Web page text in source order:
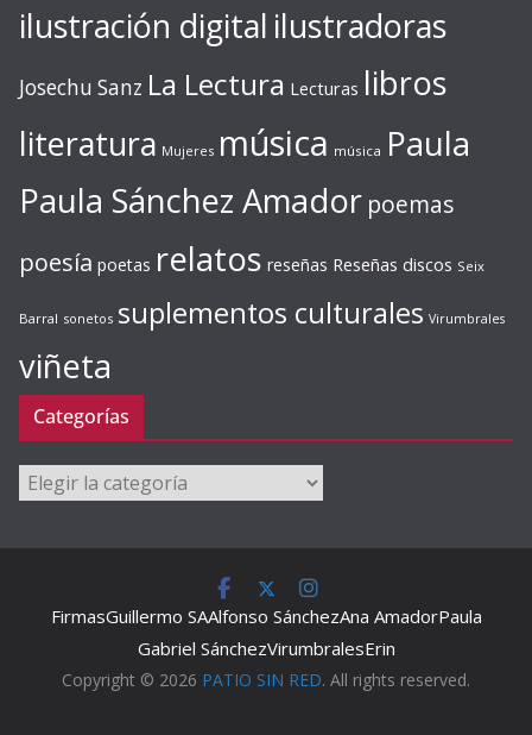
ilustración digital ilustradoras
Josechu Sanz La Lectura Lecturas libros
literatura Mujeres música música Paula
Paula Sánchez Amador poemas
poesía poetas relatos reseñas Reseñas discos Seix
Barral sonetos suplementos culturales Virumbrales
viñeta
Categorías
Categorías
FirmasGuillermo SAAlfonso SánchezAna AmadorPaula
Gabriel SánchezVirumbralesErin
Copyright © 2026 PATIO SIN RED. All rights reserved.